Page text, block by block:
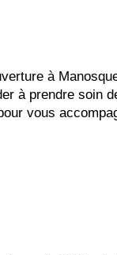
à
à prendre soin
vous